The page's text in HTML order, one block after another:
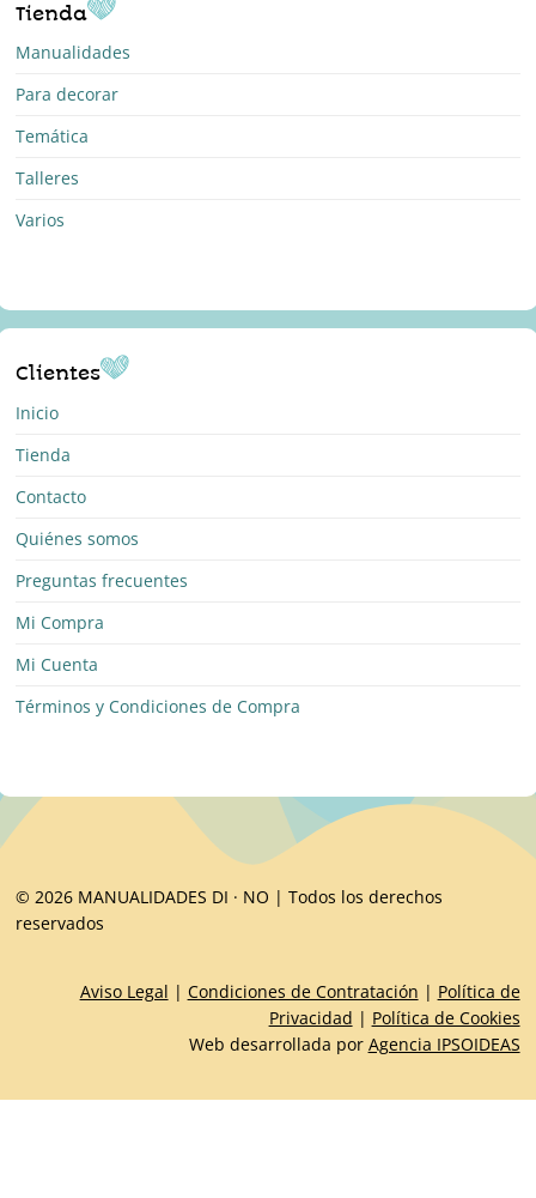
Tienda
Manualidades
Para decorar
Temática
Talleres
Varios
Clientes
Inicio
Tienda
Contacto
Quiénes somos
Preguntas frecuentes
Mi Compra
Mi Cuenta
Términos y Condiciones de Compra
© 2026 MANUALIDADES DI · NO | Todos los derechos
reservados
Aviso Legal | Condiciones de Contratación | Política de
Privacidad | Política de Cookies
Web desarrollada por Agencia IPSOIDEAS